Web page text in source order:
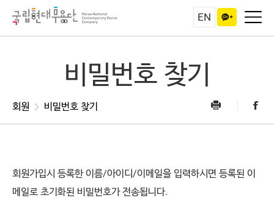
EN
비밀번호 찾기
회원 비밀번호 찾기
회원가입시 등록한 이름/아이디/이메일을 입력하시면 등록된 이
메일로 초기화된 비밀번호가 전송됩니다.